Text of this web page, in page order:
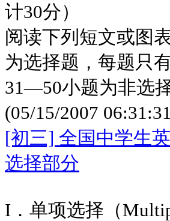
计30分）
阅读下列短文或图
为选择题，每题只
31—50小题为非选
(05/15/2007
[初三] 全国中学生
选择部分
I．单项选择（